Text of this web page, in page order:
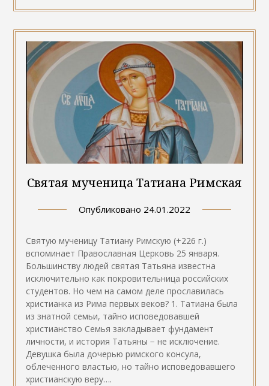
Святая мученица Татиана Римская
Опубликовано 24.01.2022
Святую мученицу Татиану Римскую (+226 г.)
вспоминает Православная Церковь 25 января.
Большинству людей святая Татьяна известна
исключительно как покровительница российских
студентов. Но чем на самом деле прославилась
христианка из Рима первых веков? 1. Татиана была
из знатной семьи, тайно исповедовавшей
христианство Семья закладывает фундамент
личности, и история Татьяны − не исключение.
Девушка была дочерью римского консула,
облеченного властью, но тайно исповедовавшего
христианскую веру….